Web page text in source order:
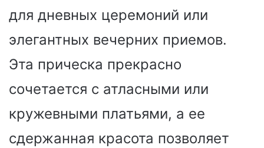
для дневных церемоний или
элегантных вечерних приемов.
Эта прическа прекрасно
сочетается с атласными или
кружевными платьями, а ее
сдержанная красота позволяет